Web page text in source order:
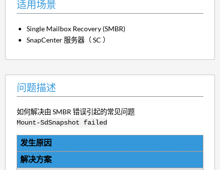
适用场景
Single Mailbox Recovery (SMBR)
SnapCenter 服务器（ SC ）
问题描述
如何解决由 SMBR 错误引起的常见问题
Mount-SdSnapshot failed
发生原因
解决方案